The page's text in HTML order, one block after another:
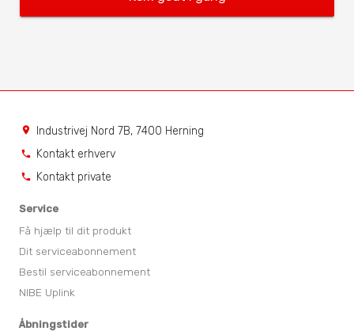
location_on Industrivej Nord 7B, 7400 Herning
phone Kontakt erhverv
phone Kontakt private
Service
Få hjælp til dit produkt
Dit serviceabonnement
Bestil serviceabonnement
NIBE Uplink
Åbningstider